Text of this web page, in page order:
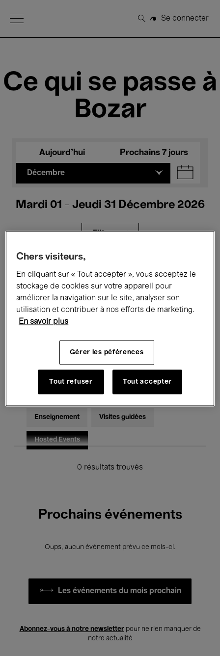
Open Menu
Rechercher
Se connecter
Ce qui se passe à
Bozar
Aujourd'hui Prochains 7 jours
Décembre
Mardi 01 - Jeudi 31 Décembre 2026
Filtres
Expositions Films Performances
Rencontres & Débats Jazz
Musique électronique
Pour tous Kids’ Palace
Enseignement Visites guidées
Hosted Events
0 résultats trouvés
Prochains événements
Oups, aucun événement prévu ce mois-ci.
Les événements du mois prochain
Abonnez-vous à notre newsletterpour ne rien manquer de
notre actualité
Chers visiteurs,
En cliquant sur « Tout accepter », vous acceptez le
stockage de cookies sur votre appareil pour
améliorer la navigation sur le site, analyser son
utilisation et contribuer à nos efforts de marketing.
En savoir plus
Gérer les péférences
Tout refuser Tout accepter